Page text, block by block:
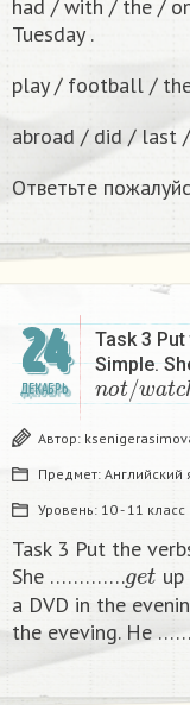
had / with / the /
Tuesday .
play / football /
abroad / did / last
Ответьте
24
ДЕКАБРЬ
Task 3
Simple.
not/watc
Автор:
Предмет: Английский
Уровень: 10 - 11 класс
Task 3 Put the
She ………….
get
a DVD in the
the eveving. He